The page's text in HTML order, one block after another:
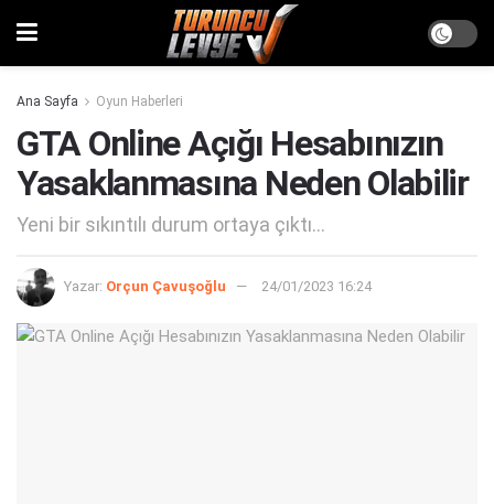
Ana Sayfa Oyun Haberleri
GTA Online Açığı Hesabınızın
Yasaklanmasına Neden Olabilir
Yeni bir sıkıntılı durum ortaya çıktı...
Yazar: Orçun Çavuşoğlu 24/01/2023 16:24